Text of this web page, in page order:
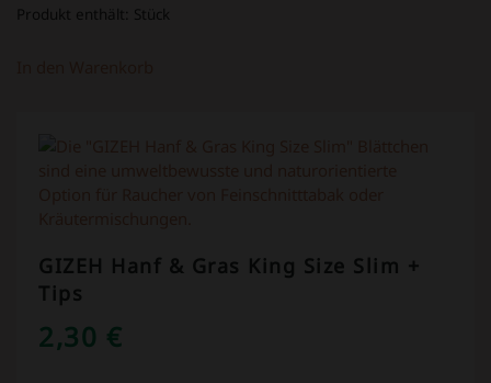
Produkt enthält: Stück
GIZEH Hanf & Gras King Size Slim +
Tips
2,30 €